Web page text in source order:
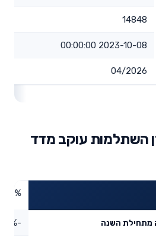
14848
2023-10-08 00:00:00
04/2026
השתלמות עוקב מדד
3.19%
מתחילת השנה -3.43%